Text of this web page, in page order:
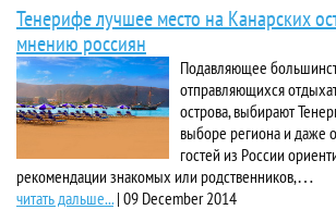
Тенерифе лучшее место на Канарских
мнению россиян
Подавляющее
отправляющихся
острова, выбирают
выборе региона и даже
гостей из России
рекомендации знакомых или родственников,…
читать дальше... | 09 December 2014